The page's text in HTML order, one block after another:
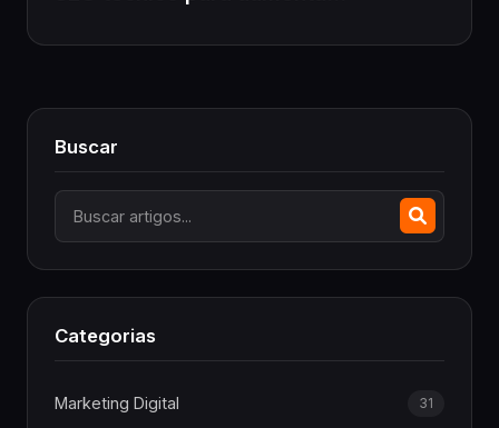
Buscar
Categorias
Marketing Digital 31